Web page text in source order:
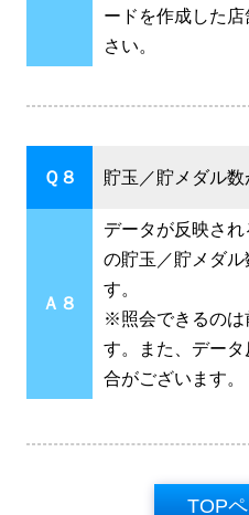
ードを作成した
さい。
Ｑ８ 貯玉／貯メダル数
Ａ８
データが反映さ
の貯玉／貯メダル
す。
※照会できるのは
す。また、デー
合がございます。
TOP